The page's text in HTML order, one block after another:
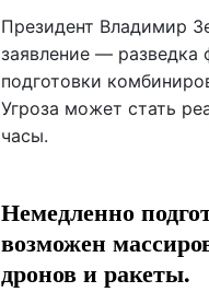
Президент Владимир
заявление — разведка
подготовки
Угроза может стать
часы.
Немедленно
возможен
дронов и ракеты.